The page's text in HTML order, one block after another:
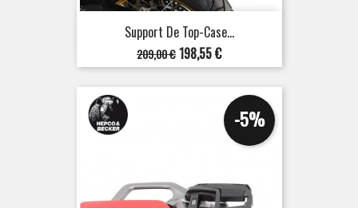
Support De Top-Case...
Prix
de
base
209,00 €Prix
198,55 €
-5%